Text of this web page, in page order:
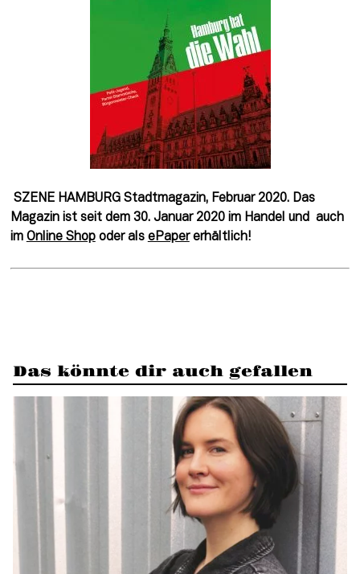
SZENE HAMBURG Stadtmagazin, Februar 2020. Das
Magazin ist seit dem 30. Januar 2020 im Handel und  auch
im Online Shop oder als ePaper erhältlich!
Das könnte dir auch gefallen